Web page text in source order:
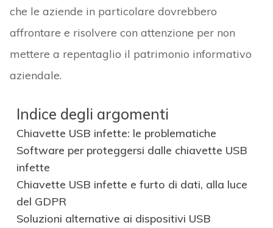
che le aziende in particolare dovrebbero
affrontare e risolvere con attenzione per non
mettere a repentaglio il patrimonio informativo
aziendale.
Indice degli argomenti
Chiavette USB infette: le problematiche
Software per proteggersi dalle chiavette USB
infette
Chiavette USB infette e furto di dati, alla luce
del GDPR
Soluzioni alternative ai dispositivi USB